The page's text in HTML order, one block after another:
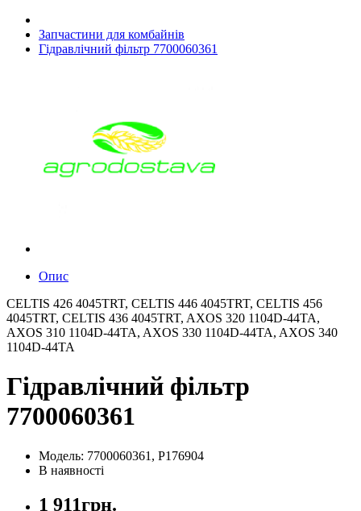
Запчастини для комбайнів
Гідравлічний фільтр 7700060361
Опис
CELTIS 426 4045TRT, CELTIS 446 4045TRT, CELTIS 456
4045TRT, CELTIS 436 4045TRT, AXOS 320 1104D-44TA,
AXOS 310 1104D-44TA, AXOS 330 1104D-44TA, AXOS 340
1104D-44TA
Гідравлічний фільтр
7700060361
Модель: 7700060361, P176904
В наявності
1 911грн.